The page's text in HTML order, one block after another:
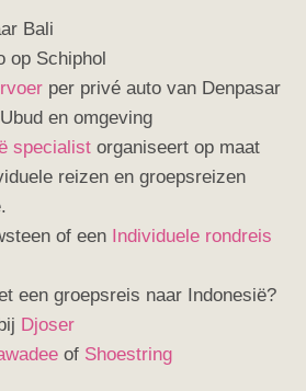
Bali
op Schiphol
per privé auto van Denpasar
en omgeving
specialist organiseert op maat
reizen en groepsreizen
of een Individuele rondreis
een groepsreis naar Indonesië?
Djoser
of Shoestring